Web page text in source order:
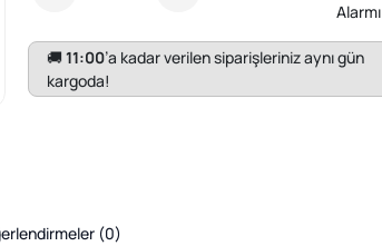
Alarmı
🚚11:00’a kadar verilen siparişleriniz aynı gün
kargoda!
(0)